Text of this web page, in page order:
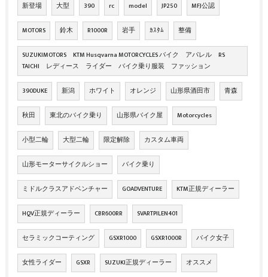
新登場 大型 390 rc model JP250 MFJ公認
MOTORS 鈴木 R1000R 岩手 ｶｽﾀﾑ 整備
SUZUKIMOTORS KTM Husqvarna MOTORCYCLES バイク アパレル RS
TAICHI レディース ライダー バイク乗り服装 ファッション
390DUKE 新潟 ホワイト オレンジ 山形県酒田市 青森
秋田 東北のバイク乗り 山形県バイク屋 Motorcycles
小型二輪 大型二輪 限定解除 カスタム車両
山形モーターサイクルショー バイク乗り
ミドルクラスアドベンチャー GOADVENTURE KTM正規ディーラー
HQV正規ディーラー CBR600RR SVARTPILEN401
セラミックコーティング GSXR1000 GSXR1000R バイク女子
女性ライダー GSXR SUZUKI正規ディーラー オススメ